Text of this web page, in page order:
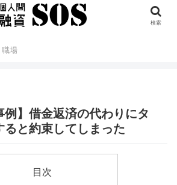
職場
例】借金返済の代わりにタ
ると約束してしまった
目次
検索